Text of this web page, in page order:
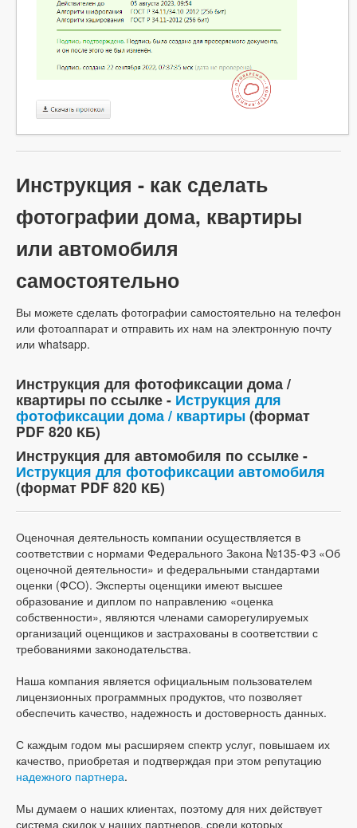
Инструкция - как сделать
фотографии дома, квартиры
или автомобиля
самостоятельно
Вы можете сделать фотографии самостоятельно на телефон
или фотоаппарат и отправить их нам на электронную почту
или whatsapp.
Инструкция для фотофиксации дома /
квартиры по ссылке - Иструкция для
фотофиксации дома / квартиры (формат
PDF 820 КБ)
Инструкция для автомобиля по ссылке -
Иструкция для фотофиксации автомобиля
(формат PDF 820 КБ)
Оценочная деятельность компании осуществляется в
соответствии с нормами Федерального Закона №135-ФЗ «Об
оценочной деятельности» и федеральными стандартами
оценки (ФСО). Эксперты оценщики имеют высшее
образование и диплом по направлению «оценка
собственности», являются членами саморегулируемых
организаций оценщиков и застрахованы в соответствии с
требованиями законодательства.
Наша компания является официальным пользователем
лицензионных программных продуктов, что позволяет
обеспечить качество, надежность и достоверность данных.
С каждым годом мы расширяем спектр услуг, повышаем их
качество, приобретая и подтверждая при этом репутацию
надежного партнера.
Мы думаем о наших клиентах, поэтому для них действует
система скидок у наших партнеров, среди которых